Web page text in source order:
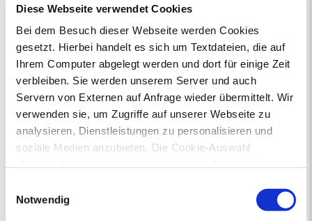
Diese Webseite verwendet Cookies
Bei dem Besuch dieser Webseite werden Cookies
gesetzt. Hierbei handelt es sich um Textdateien, die auf
Ihrem Computer abgelegt werden und dort für einige Zeit
verbleiben. Sie werden unserem Server und auch
Servern von Externen auf Anfrage wieder übermittelt. Wir
verwenden sie, um Zugriffe auf unserer Webseite zu
analysieren, Dienstleistungen zu personalisieren und
soziale Medien anzubieten. Die Cookie-Auswahl
Drittländern (USA) mit unzureichendem
Datenschutzniveau verarbeiten. Es besteht die Gefahr,
Notwendig
Bürgerbeteiligung
Online-Beteiligungsportal der
Stadtverwaltung
Bauleitplanung: Für Bürger*innen gibt
es Möglichkeiten, sich an
Aktuelle Bürgerbeteiligungen zu